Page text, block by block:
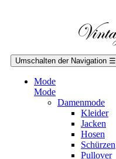
Umschalten der Navigation ☰
Mode
Mode
Damenmode
Kleider
Jacken
Hosen
Schürzen
Pullover